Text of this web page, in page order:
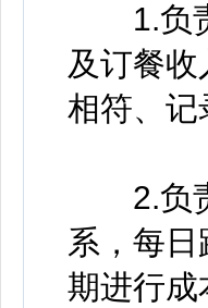
1.负责
及订餐
相符、记
2.负责
系，每
期进行成